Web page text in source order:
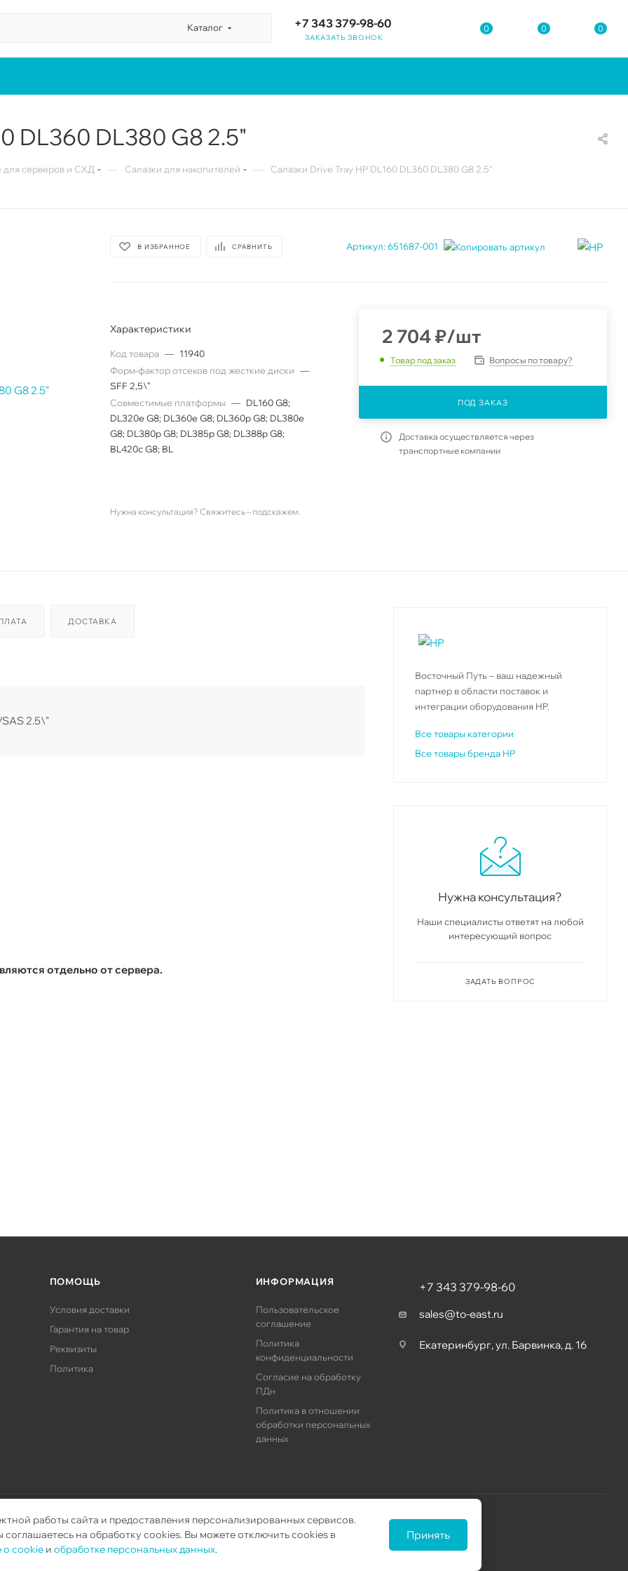
работы сайта и предоставления персонализированных сервисов.
на обработку cookies. Вы можете отключить cookies в
о cookie иобработке персональных данных.
Принять
Каталог +7 343 379-98-60
ЗАКАЗАТЬ ЗВОНОК
0 0 0
DL360 DL380 G8 2.5"
серверов и СХД Салазки для накопителей Салазки Drive Tray HP DL160 DL360 DL380 G8 2.5"
В ИЗБРАННОЕ СРАВНИТЬ Артикул: 651687-001
Характеристики
Код товара — 11940
Форм-фактор отсеков под жесткие диски —
SFF 2,5\"
Совместимые платформы — DL160 G8;
DL320e G8; DL360e G8; DL360p G8; DL380e
G8; DL380p G8; DL385p G8; DL388p G8;
BL420c G8; BL
2 704₽/шт
Товар под заказ Вопросы по товару?
ПОД ЗАКАЗ
Доставка осуществляется через
транспортные компании
Нужна консультация? Свяжитесь – подскажем.
ДОСТАВКА
SAS 2.5\"
отдельно от сервера.
Восточный Путь – ваш надежный
партнер в области поставок и
интеграции оборудования HP.
Все товары категории
Все товары бренда HP
Нужна консультация?
Наши специалисты ответят на любой
интересующий вопрос
ЗАДАТЬ ВОПРОС
ПОМОЩЬ
Условия доставки
Гарантия на товар
Реквизиты
Политика
ИНФОРМАЦИЯ
Пользовательское
соглашение
Политика
конфиденциальности
Согласие на обработку
ПДн
Политика в отношении
обработки персональных
данных
+7 343 379-98-60
sales@to-east.ru
Екатеринбург, ул. Барвинка, д. 16